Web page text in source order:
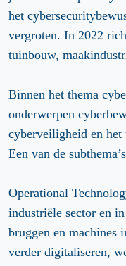
het
vergroten. In 2022
tuinbouw,
Binnen het thema
onderwerpen
cyberveiligheid en
Een van de
Operational
industriële sector en
bruggen en machines
verder digitaliseren,